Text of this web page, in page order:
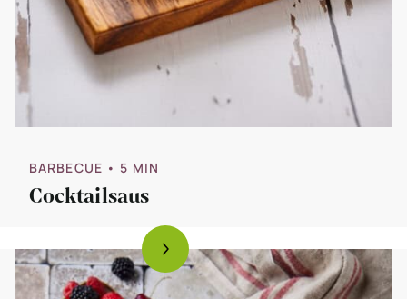
BARBECUE • 5 MIN
Cocktailsaus